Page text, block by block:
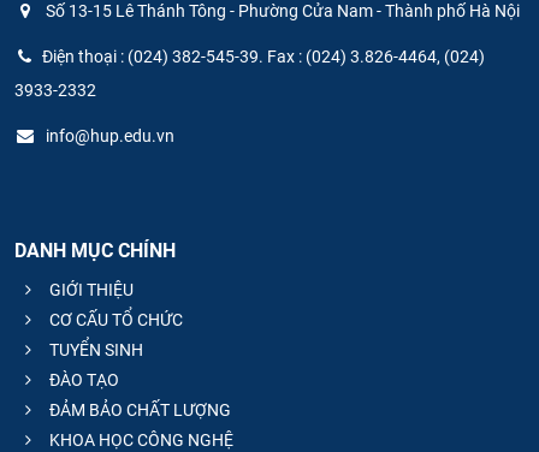
Số 13-15 Lê Thánh Tông - Phường Cửa Nam - Thành phố Hà Nội
Điện thoại : (024) 382-545-39. Fax : (024) 3.826-4464, (024)
3933-2332
info@hup.edu.vn
DANH MỤC CHÍNH
GIỚI THIỆU
CƠ CẤU TỔ CHỨC
TUYỂN SINH
ĐÀO TẠO
ĐẢM BẢO CHẤT LƯỢNG
KHOA HỌC CÔNG NGHỆ